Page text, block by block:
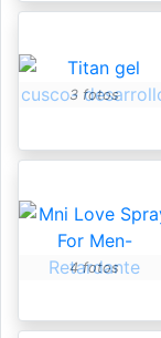
3 fotos
4 fotos